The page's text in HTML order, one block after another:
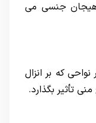
جنسی می
که بر انزال
تأثیر بگذارد.